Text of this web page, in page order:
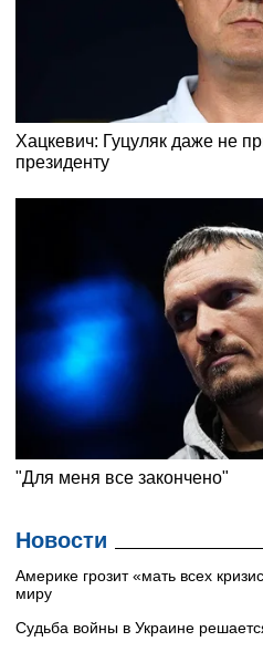
Новости
Америке грозит «мать всех
миру
Судьба войны в Украине